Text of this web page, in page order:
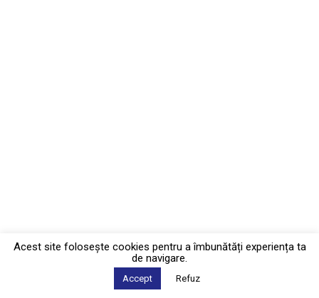
Acest site foloseşte cookies pentru a îmbunătăți experiența ta
de navigare.
Accept Refuz